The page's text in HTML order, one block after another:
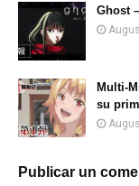
Ghost
Multi-
su
Publicar un